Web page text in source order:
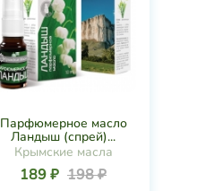
Парфюмерное масло
Ландыш (спрей)...
Крымские масла
189 ₽ 198 ₽